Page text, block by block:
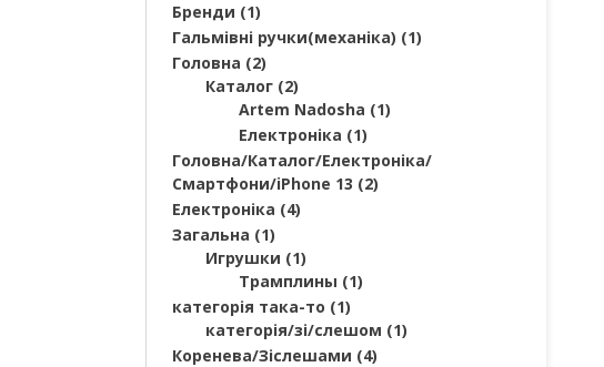
Бренди (1)
Гальмівні ручки(механіка) (1)
Головна (2)
Каталог (2)
Artem Nadosha (1)
Електроніка (1)
Головна/Каталог/Електроніка/
Смартфони/iPhone 13 (2)
Електроніка (4)
Загальна (1)
Игрушки (1)
Трамплины (1)
категорія така-то (1)
категорія/зі/слешом (1)
Коренева/Зіслешами (4)